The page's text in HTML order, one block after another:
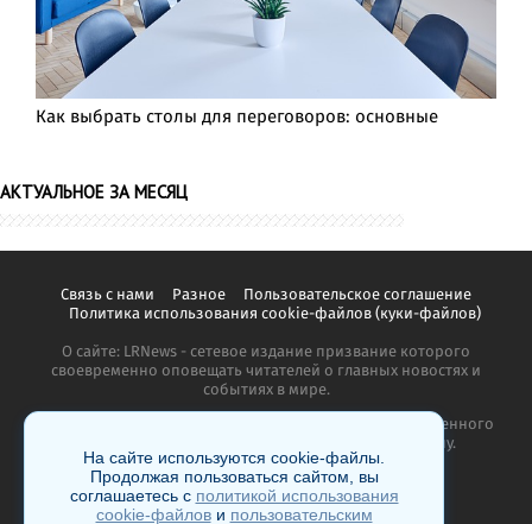
Как выбрать столы для переговоров: основные
АКТУАЛЬНОЕ ЗА МЕСЯЦ
Связь с нами Разное Пользовательское соглашение
Политика использования cookie-файлов (куки-файлов)
О сайте: LRNews - сетевое издание призвание которого
своевременно оповещать читателей о главных новостях и
событиях в мире.
Копирование материалов сайта запрещено без письменного
согласия администрации и преследуется по закону.
На сайте используются cookie-файлы.
Продолжая пользоваться сайтом, вы
соглашаетесь с политикой использования
cookie-файлови пользовательским